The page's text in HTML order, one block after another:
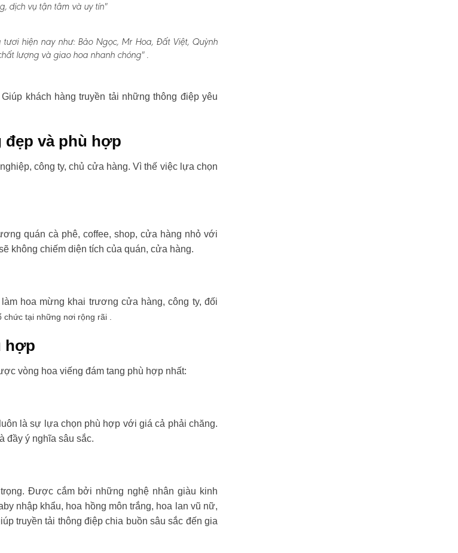
dịch vụ tận tâm và uy tín"
hiện nay như: Bảo Ngọc, Mr Hoa, Đất Việt, Quỳnh
lượng và giao hoa nhanh chóng" .
khách hàng truyền tải những thông điệp yêu
và phù hợp
công ty, chủ cửa hàng. Vì thế việc lựa chọn
quán cà phê, coffee, shop, cửa hàng nhỏ với
không chiếm diện tích của quán, cửa hàng.
hoa mừng khai trương cửa hàng, công ty, đối
tại những nơi rộng rãi .
hợp
vòng hoa viếng đám tang phù hợp nhất:
là sự lựa chọn phù hợp với giá cả phải chăng.
đầy ý nghĩa sâu sắc.
Được cắm bởi những nghệ nhân giàu kinh
nhập khẩu, hoa hồng môn trắng, hoa lan vũ nữ,
truyền tải thông điệp chia buồn sâu sắc đến gia